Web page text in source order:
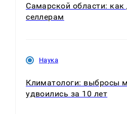
Самарской области: как
селлерам
Наука
Климатологи: выбросы
удвоились за 10 лет